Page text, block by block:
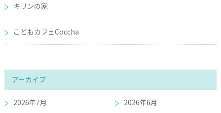
キリンの家
こどもカフェCoccha
アーカイブ
2026年7月 2026年6月